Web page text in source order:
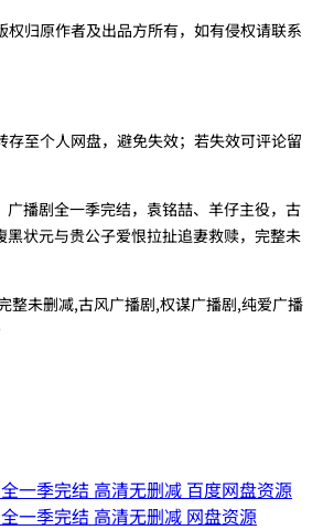
权归原作者及出品方所有，如有侵权请联系
存至个人网盘，避免失效；若失效可评论留
广播剧全一季完结，袁铭喆、羊仔主役，古
黑状元与贵公子爱恨拉扯追妻救赎，完整未
整未删减,古风广播剧,权谋广播剧,纯爱广播
一季完结 高清无删减 百度网盘资源
一季完结 高清无删减 网盘资源